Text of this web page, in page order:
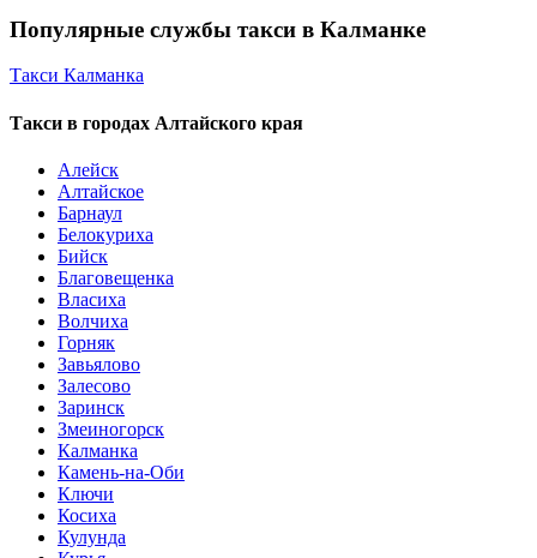
Популярные службы такси в Калманке
Такси Калманка
Такси в городах Алтайского края
Алейск
Алтайское
Барнаул
Белокуриха
Бийск
Благовещенка
Власиха
Волчиха
Горняк
Завьялово
Залесово
Заринск
Змеиногорск
Калманка
Камень-на-Оби
Ключи
Косиха
Кулунда